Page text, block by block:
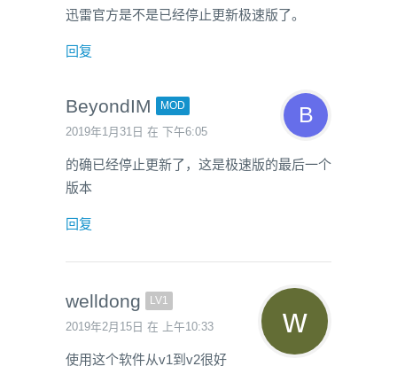
迅雷官方是不是已经停止更新极速版了。
回复
BeyondIM MOD
2019年1月31日 在 下午6:05
的确已经停止更新了，这是极速版的最后一个
版本
回复
welldong LV1
2019年2月15日 在 上午10:33
使用这个软件从v1到v2很好